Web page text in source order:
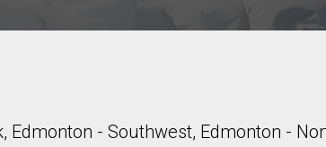
Edmonton - Southwest, Edmonton -